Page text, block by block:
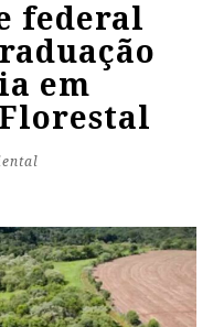
federal
em